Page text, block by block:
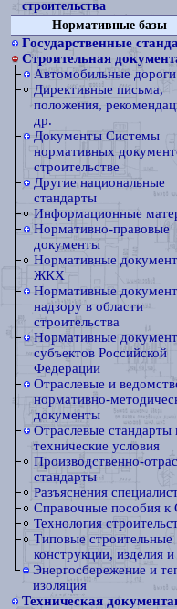
строительства
Нормативные базы
Государственные
Строительная
Автомобильные дороги
Директивные письма,
положения,
др.
Документы Системы
нормативных
строительстве
Другие национальные
стандарты
Информационные
Нормативно-правовые
документы
Нормативные
ЖКХ
Нормативные
надзору в области
строительства
Нормативные
субъектов Российской
Федерации
Отраслевые и
нормативно-
документы
Отраслевые стандарты
технические условия
Производственно-
стандарты
Разъяснения
Справочные пособия
Технология
Типовые строительные
конструкции, изделия
Энергосбережение и
изоляция
Техническая